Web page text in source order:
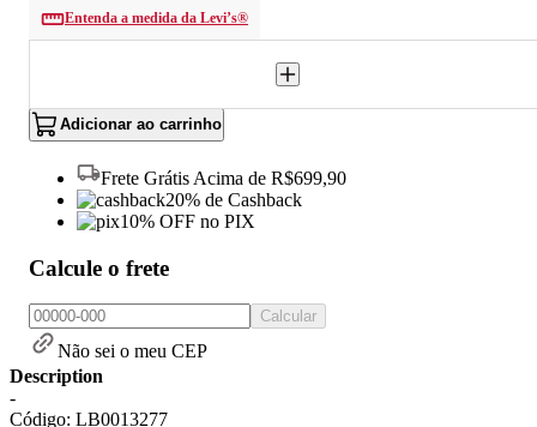
Entenda a medida da Levi’s®
Adicionar ao carrinho
Frete Grátis Acima de R$699,90
20% de Cashback
10% OFF no PIX
Calcule o frete
Calcular
Não sei o meu CEP
Description
-
Código: LB0013277